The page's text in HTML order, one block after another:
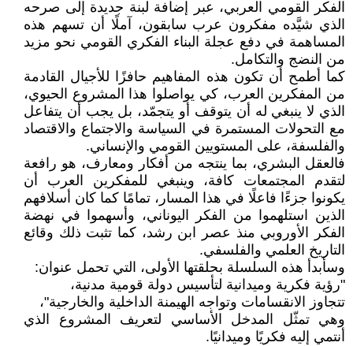
الفكر القومي العربي، عبر إضافة لبنة جديدة إلى صرحه
الذي شيَّده مفكرون عرب سابقون، آملًا أن تسهم هذه
المساهمة في دفع عجلة البناء الفكري القومي نحو مزيد
من النضج والتكامل.
كما أطمح أن تكون هذه المفاهيم حافزًا للأجيال القادمة
من المفكرين العرب، كي يواصلوا هذا المشروع الحيوي،
الذي لا ينبغي له أن يتوقف أو يتجمّد، بل يجب أن يتفاعل
مع التحولات المستمرة في السياسة والاجتماع والاقتصاد
والفلسفة، على المستويين القومي والإنساني.
فالعقل البشري، بما ينتجه من أفكار ومعارف، هو رافعة
لتقدم المجتمعات كافة، وينبغي للمفكرين العرب أن
يكونوا جزءًا فاعلًا في هذا المسار، تمامًا كما كان أسلافهم
الذين استلهموا من الفكر اليوناني، وأسهموا في نهضة
الفكر الأوروبي منذ عصر ابن رشد، كما تثبت ذلك وقائع
التاريخ العلمي والفلسفي.
وسأبدأ هذه السلسلة بحلقتها الأولى، التي تحمل عنوان:
"رؤية فكرية وميدانية لتأسيس دولة قومية مدنية،
تتجاوز الانقسامات وتواجه الهيمنة الداخلية والخارجية"،
وهي تمثّل المدخل الأساسي لتعريف المشروع الذي
أنتمي إليه فكريًا وميدانيًا.